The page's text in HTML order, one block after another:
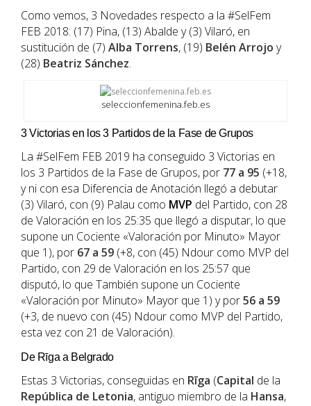
Como vemos, 3 Novedades respecto a la #SelFem
FEB 2018: (17) Pina, (13) Abalde y (3) Vilaró, en
sustitución de (7) Alba Torrens, (19) Belén Arrojo y
(28) Beatriz Sánchez.
seleccionfemenina.feb.es
3 Victorias en los 3 Partidos de la Fase de Grupos
La #SelFem FEB 2019 ha conseguido 3 Victorias en
los 3 Partidos de la Fase de Grupos, por 77 a 95 (+18,
y ni con esa Diferencia de Anotación llegó a debutar
(3) Vilaró, con (9) Palau como MVP del Partido, con 28
de Valoración en los 25:35 que llegó a disputar, lo que
supone un Cociente «Valoración por Minuto» Mayor
que 1), por 67 a 59 (+8, con (45) Ndour como MVP del
Partido, con 29 de Valoración en los 25:57 que
disputó, lo que También supone un Cociente
«Valoración por Minuto» Mayor que 1) y por56 a 59
(+3, de nuevo con (45) Ndour como MVP del Partido,
esta vez con 21 de Valoración).
De Rīga a Belgrado
Estas 3 Victorias, conseguidas en Rīga (Capital de la
República de Letonia, antiguo miembro de la Hansa,